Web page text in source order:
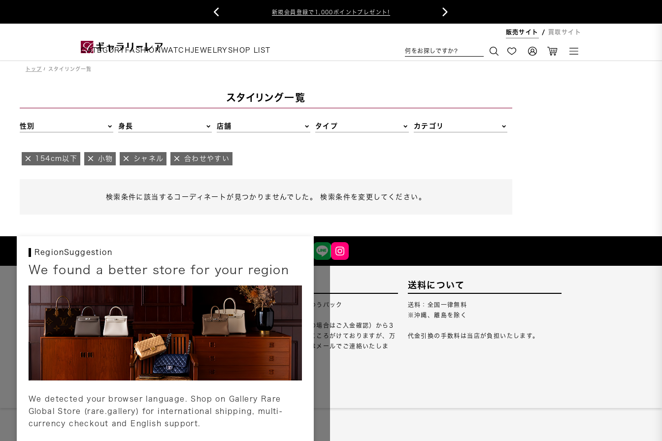
新規会員登録で1,000ポイントプレゼント!
 
販売サイト 買取サイト
CATEGORY FASHIONWATCHJEWELRY SHOP LIST 何をお探しですか?
トップ スタイリング一覧
スタイリング一覧
性別 身長 店舗 タイプ カテゴリ
154cm以下 小物 シャネル 合わせやすい
検索条件に該当するコーディネートが見つかりませんでした。 検索条件を変更してください。
RegionSuggestion
We found a better store for your region
We detected your browser language. Shop on Gallery Rare
Global Store (rare.gallery) for international shipping, multi-
currency checkout and English support.
お支払いについて
以下のお支払方法が利用可能です。
クレジットカード
ショッピングローン
銀行振込・郵便振替
代金引換
Amazon Pay
PayPay
店頭支払い
詳しくはこちら
配送について
配送業者：佐川急便・ゆうパック
ご注文確認（銀行振込の場合はご入金確認）から3
営業日以内のご出荷をこころがけておりますが、万
が一出荷が遅れる場合はメールでご連絡いたしま
詳しくはこちら
送料について
送料：全国一律無料
※沖縄、離島を除く
代金引換の手数料は当店が負担いたします。